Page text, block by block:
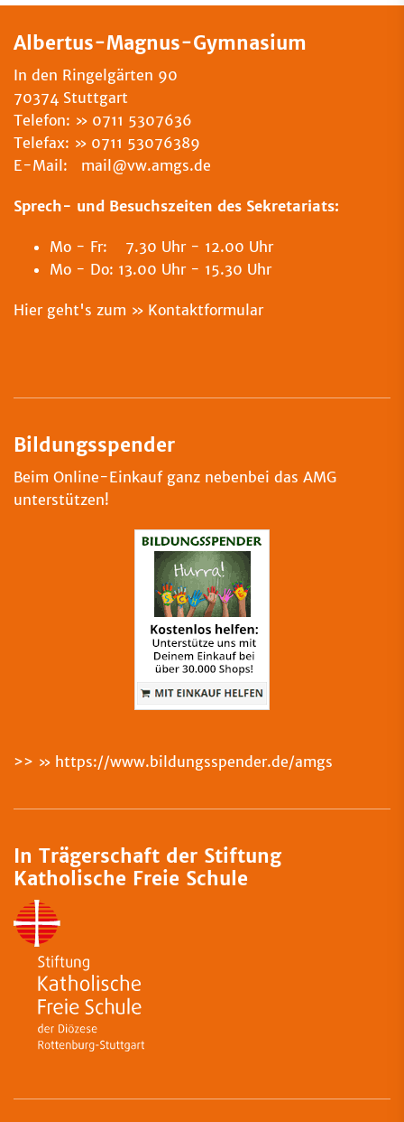
Albertus-Magnus-Gymnasium
In den Ringelgärten 90
70374 Stuttgart
Telefon:
0711 5307636
Telefax:
0711 53076389
E-Mail: mail@vw.amgs.de
Sprech- und Besuchszeiten des Sekretariats:
Mo - Fr: 7.30 Uhr - 12.00 Uhr
Mo - Do: 13.00 Uhr - 15.30 Uhr
Hier geht's zum Kontaktformular
Bildungsspender
Beim Online-Einkauf ganz nebenbei das AMG
unterstützen!
>> https://www.bildungsspender.de/amgs
In Trägerschaft der Stiftung
Katholische Freie Schule